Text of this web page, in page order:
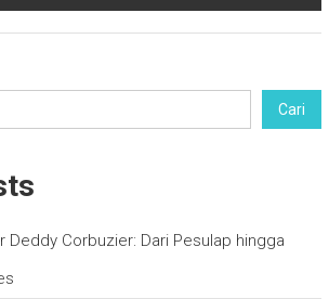
Cari
Deddy Corbuzier: Dari Pesulap hingga